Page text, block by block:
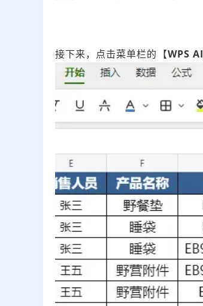
接下来，点击菜单栏的【WPS AI